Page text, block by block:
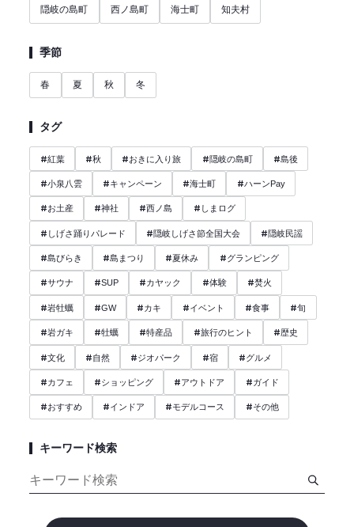
隠岐の島町 西ノ島町 海士町 知夫村
季節
春 夏 秋 冬
タグ
#紅葉 #秋 #おきに入り旅 #隠岐の島町 #島後
#小泉八雲 #キャンペーン #海士町 #ハーンPay
#お土産 #神社 #西ノ島 # しまログ
# しげさ踊りパレード #隠岐しげさ節全国大会 #隠岐民謡
#島びらき #島まつり #夏休み #グランピング
#サウナ #SUP #カヤック #体験 #焚火
#岩牡蠣 #GW #カキ #イベント #食事 #旬
#岩ガキ #牡蠣 #特産品 #旅行のヒント #歴史
#文化 #自然 #ジオパーク #宿 #グルメ
#カフェ #ショッピング #アウトドア #ガイド
#おすすめ #インドア #モデルコース #その他
キーワード検索